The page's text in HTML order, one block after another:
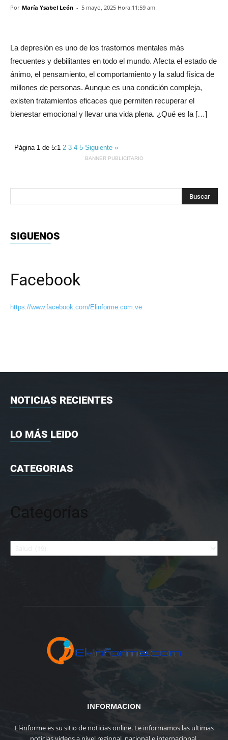
Por María Ysabel León - 5 mayo, 2025 Hora:11:59 am
La depresión es uno de los trastornos mentales más
frecuentes y debilitantes en todo el mundo. Afecta el estado de
ánimo, el pensamiento, el comportamiento y la salud física de
millones de personas. Aunque es una condición compleja,
existen tratamientos eficaces que permiten recuperar el
bienestar emocional y llevar una vida plena. ¿Qué es la […]
Página 1 de 5:1 2345Siguiente »
BANNER PUBLICITARIO
SIGUENOS
Facebook
https://www.facebook.com/Elinforme.com.ve
NOTICIAS RECIENTES
LO MÁS LEIDO
CATEGORIAS
Categorías
Categorías
INFORMACION
El-informe es su sitio de noticias online. Le informamos las ultimas